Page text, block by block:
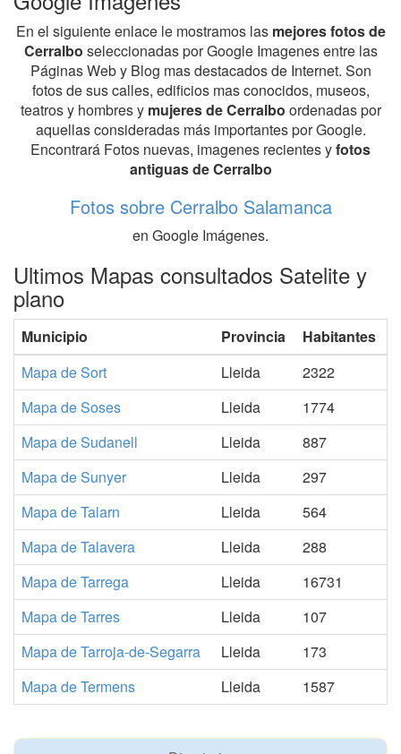
En el siguiente enlace le mostramos las mejores fotos de
Cerralbo seleccionadas por Google Imagenes entre las
Páginas Web y Blog mas destacados de Internet. Son
fotos de sus calles, edificios mas conocidos, museos,
teatros y hombres y mujeres de Cerralbo ordenadas por
aquellas consideradas más importantes por Google.
Encontrará Fotos nuevas, imagenes recientes yfotos
antiguas de Cerralbo
Fotos sobre Cerralbo Salamanca
en Google Imágenes.
Ultimos Mapas consultados Satelite y
plano
Municipio Provincia
Habitantes
Mapa de Sort
Lleida
2322
Mapa de Soses
Lleida
1774
Mapa de Sudanell
Lleida
887
Mapa de Sunyer
Lleida
297
Mapa de Talarn
Lleida
564
Mapa de Talavera
Lleida
288
Mapa de Tarrega
Lleida
16731
Mapa de Tarres
Lleida
107
Mapa de Tarroja-de-Segarra
Lleida
173
Mapa de Termens
Lleida 1587